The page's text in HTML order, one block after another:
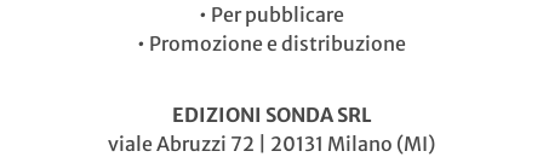
• Per pubblicare
• Promozione e distribuzione
EDIZIONI SONDA SRL
viale Abruzzi 72 | 20131 Milano (MI)